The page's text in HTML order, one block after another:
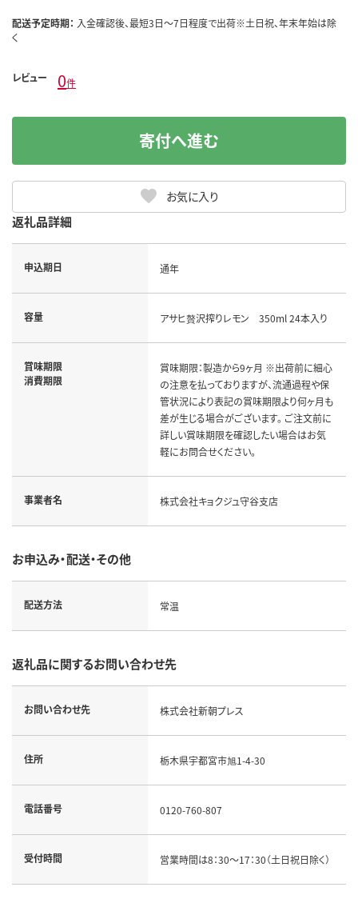
配送予定時期： 入金確認後、最短3日～7日程度で出荷※土日祝、年末年始は除
く
レビュー 0件
お気に入り
寄付へ進む
返礼品詳細
申込期日 通年
容量 アサヒ贅沢搾りレモン 350ml 24本入り
賞味期限
消費期限
賞味期限：製造から9ヶ月 ※出荷前に細心
の注意を払っておりますが、流通過程や保
管状況により表記の賞味期限より何ヶ月も
差が生じる場合がございます。 ご注文前に
詳しい賞味期限を確認したい場合はお気
軽にお問合せください。
事業者名 株式会社キョクジュ守谷支店
お申込み・配送・その他
配送方法 常温
返礼品に関するお問い合わせ先
お問い合わせ先 株式会社新朝プレス
住所 栃木県宇都宮市旭1-4-30
電話番号 0120-760-807
受付時間 営業時間は8：30～17：30（土日祝日除く）